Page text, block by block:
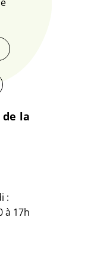
la
:
à 17h